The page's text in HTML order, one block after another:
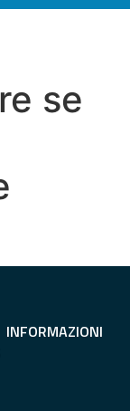
se
INFORMAZIONI